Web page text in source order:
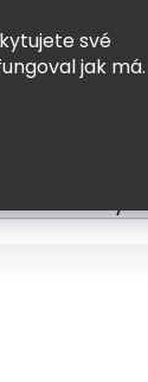
své
jak má.